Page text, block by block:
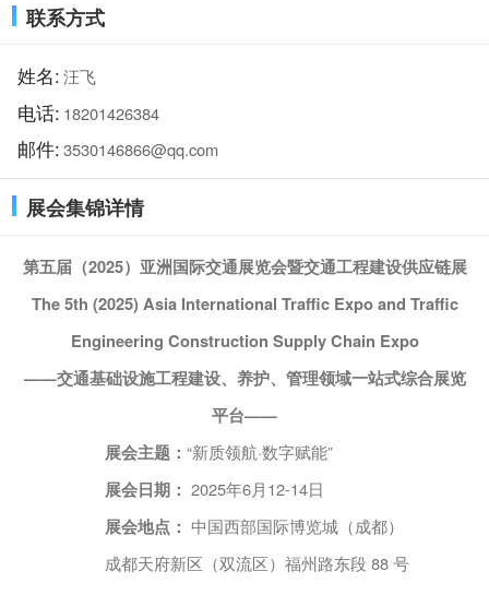
联系方式
姓名:汪飞
电话: 18201426384
邮件:3530146866@qq.com
展会集锦详情
第五届（2025）亚洲国际交通展览会暨交通工程建设供应链展
The 5th (2025) Asia International Traffic Expo and Traffic
Engineering Construction Supply Chain Expo
——交通基础设施工程建设、养护、管理领域一站式综合展览
平台——
展会主题：“新质领航·数字赋能”
展会日期： 2025年6月12-14日
展会地点： 中国西部国际博览城（成都）
成都天府新区（双流区）福州路东段 88 号